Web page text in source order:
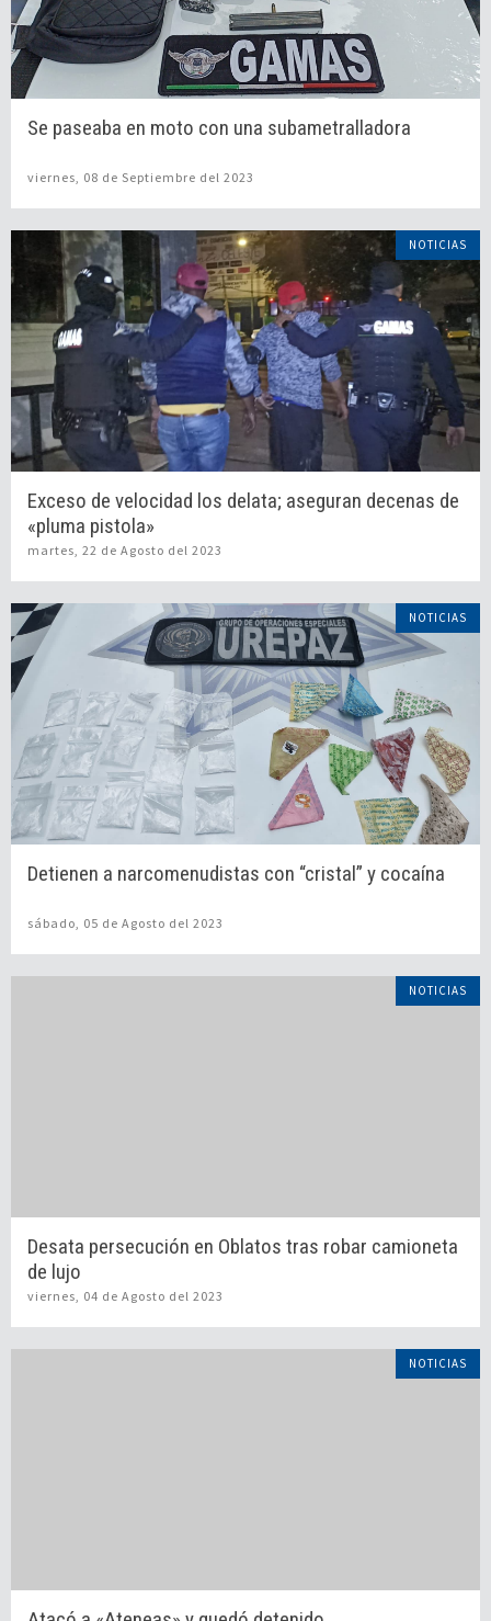
Se paseaba en moto con una subametralladora
viernes, 08 de Septiembre del 2023
NOTICIAS
Exceso de velocidad los delata; aseguran decenas de
«pluma pistola»
martes, 22 de Agosto del 2023
NOTICIAS
Detienen a narcomenudistas con “cristal” y cocaína
sábado, 05 de Agosto del 2023
NOTICIAS
Desata persecución en Oblatos tras robar camioneta
de lujo
viernes, 04 de Agosto del 2023
NOTICIAS